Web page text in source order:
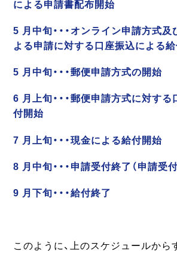
による申請書配布開始
5 月中旬・・・オンライン申請方式
よる申請に対する口座振込による
5 月中旬・・・郵便申請方式の開始
6 月上旬・・・郵便申請方式に対す
付開始
7 月上旬・・・現金による給付開始
8 月中旬・・・申請受付終了（申請受
9 月下旬・・・給付終了
このように、上のスケジュールから